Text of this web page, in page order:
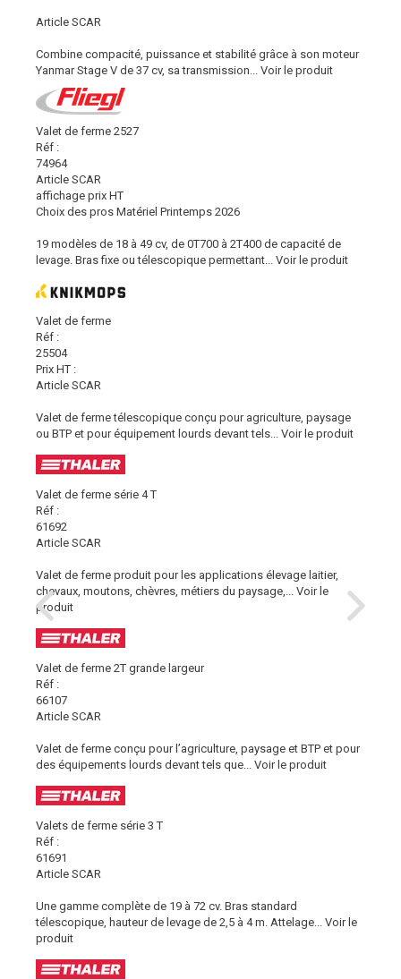
Article SCAR
Combine compacité, puissance et stabilité grâce à son moteur
Yanmar Stage V de 37 cv, sa transmission...
Voir le produit
Valet de ferme 2527
Réf :
74964
Article SCAR
affichage prix HT
Choix des pros Matériel Printemps 2026
19 modèles de 18 à 49 cv, de 0T700 à 2T400 de capacité de
levage. Bras fixe ou télescopique permettant...
Voir le produit
Valet de ferme
Réf :
25504
Prix HT :
Article SCAR
Valet de ferme télescopique conçu pour agriculture, paysage
ou BTP et pour équipement lourds devant tels...
Voir le produit
Valet de ferme série 4 T
Réf :
61692
Article SCAR
Valet de ferme produit pour les applications élevage laitier,
chevaux, moutons, chèvres, métiers du paysage,...
Voir le
produit
Valet de ferme 2T grande largeur
Réf :
66107
Article SCAR
Valet de ferme conçu pour l’agriculture, paysage et BTP et pour
des équipements lourds devant tels que...
Voir le produit
Valets de ferme série 3 T
Réf :
61691
Article SCAR
Une gamme complète de 19 à 72 cv. Bras standard
télescopique, hauteur de levage de 2,5 à 4 m. Attelage...
Voir le
produit